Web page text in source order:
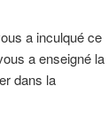
a inculqué ce
a enseigné la
dans la